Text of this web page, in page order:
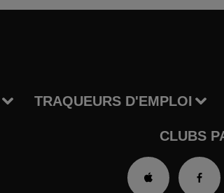
TRAQUEURS D'EMPLOI
CLUBS